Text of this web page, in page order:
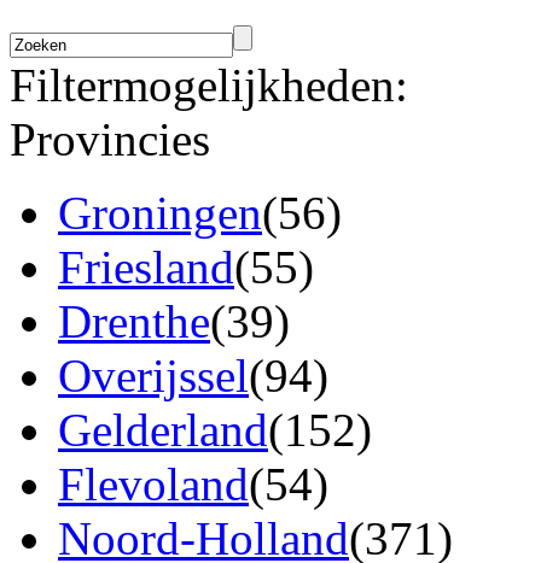
Filtermogelijkheden:
Provincies
Groningen(56)
Friesland(55)
Drenthe(39)
Overijssel(94)
Gelderland(152)
Flevoland(54)
Noord-Holland(371)